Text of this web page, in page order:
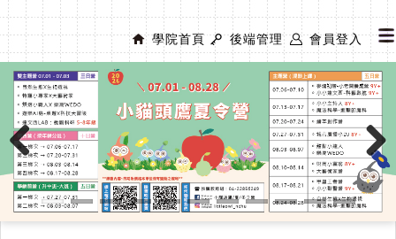
學院首頁 後端管理 會員登入
Previous Next